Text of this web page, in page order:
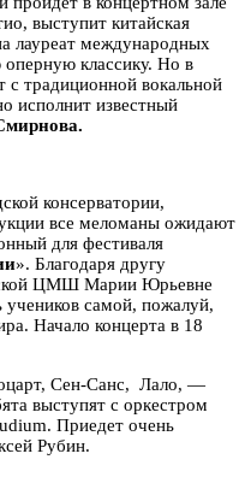
выступит китайская
лауреат международных
оперную классику. Но в
с традиционной вокальной
исполнит известный
консерватории,
все меломаны ожидают
для фестиваля
». Благодаря другу
ЦМШ Марии Юрьевне
самой, пожалуй,
Начало концерта в 18
Сен-Санс, Лало, —
выступят с оркестром
Приедет очень
Рубин.